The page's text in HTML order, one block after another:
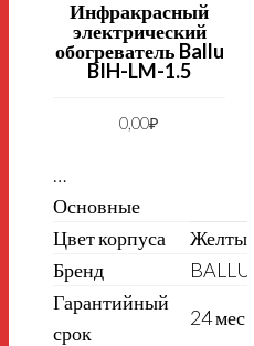
Инфракрасный
электрический
обогреватель Ballu
BIH-LM-1.5
0,00₽
…
Основные
Цвет корпуса
Желтый
Бренд
BALLU
Гарантийный
срок
24 мес